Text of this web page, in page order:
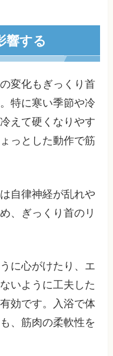
響する
変化もぎっくり首
特に寒い季節や冷
えて硬くなりやす
っとした動作で筋
自律神経が乱れや
、ぎっくり首のリ
に心がけたり、エ
いように工夫した
効です。入浴で体
、筋肉の柔軟性を